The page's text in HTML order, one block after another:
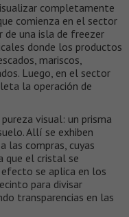
completamente
comienza en el sector
de una isla de freezer
donde los productos
mariscos,
Luego, en el sector
la operación de
visual: un prisma
Allí se exhiben
las compras, cuyas
que el cristal se
se aplica en los
para divisar
transparencias en las